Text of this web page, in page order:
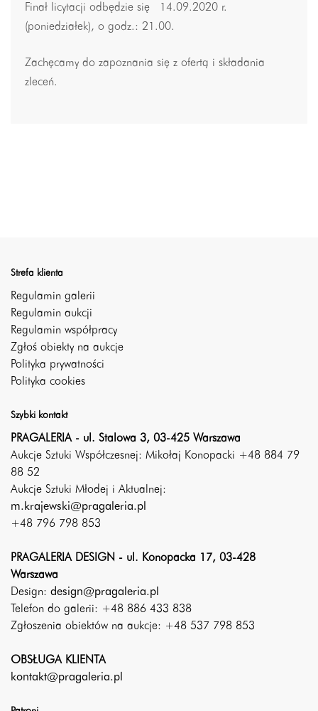
Finał licytacji odbędzie się 14.09.2020 r.
(poniedziałek), o godz.: 21.00.
Zachęcamy do zapoznania się z ofertą i składania
zleceń.
Strefa klienta
Regulamin galerii
Regulamin aukcji
Regulamin współpracy
Zgłoś obiekty na aukcje
Polityka prywatności
Polityka cookies
Szybki kontakt
PRAGALERIA - ul. Stalowa 3, 03-425 Warszawa
Aukcje Sztuki Współczesnej: Mikołaj Konopacki +48 884 79
88 52
Aukcje Sztuki Młodej i Aktualnej:
m.krajewski@pragaleria.pl
+48 796 798 853
PRAGALERIA DESIGN - ul. Konopacka 17, 03-428
Warszawa
Design: design@pragaleria.pl
Telefon do galerii: +48 886 433 838
Zgłoszenia obiektów na aukcje: +48 537 798 853
OBSŁUGA KLIENTA
kontakt@pragaleria.pl